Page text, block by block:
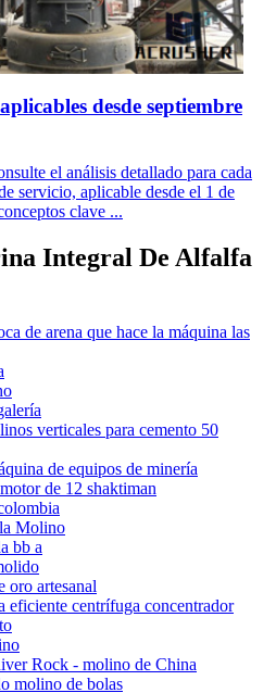
desde septiembre
el análisis detallado para cada
servicio, aplicable desde el 1 de
clave ...
Integral De Alfalfa
de arena que hace la máquina las
verticales para cemento 50
de equipos de minería
de 12 shaktiman
Molino
bb a
oro artesanal
eficiente centrífuga concentrador
Rock - molino de China
molino de bolas